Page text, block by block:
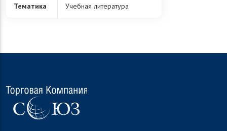
Тематика Учебная литература